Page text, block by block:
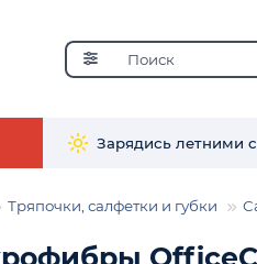
Зарядись летними
Тряпочки, салфетки и губки